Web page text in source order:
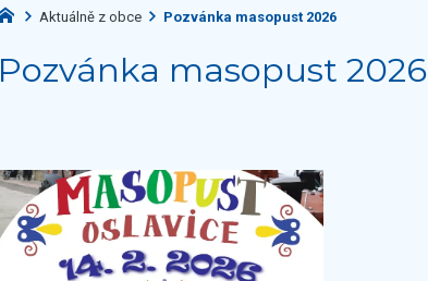
Aktuálně z obce Pozvánka masopust 2026
Pozvánka masopust 2026